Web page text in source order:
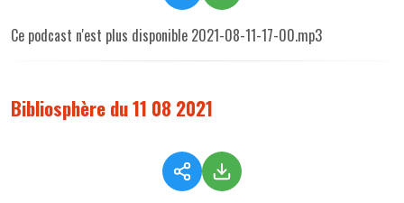
Ce podcast n'est plus disponible 2021-08-11-17-00.mp3
Bibliosphère du 11 08 2021